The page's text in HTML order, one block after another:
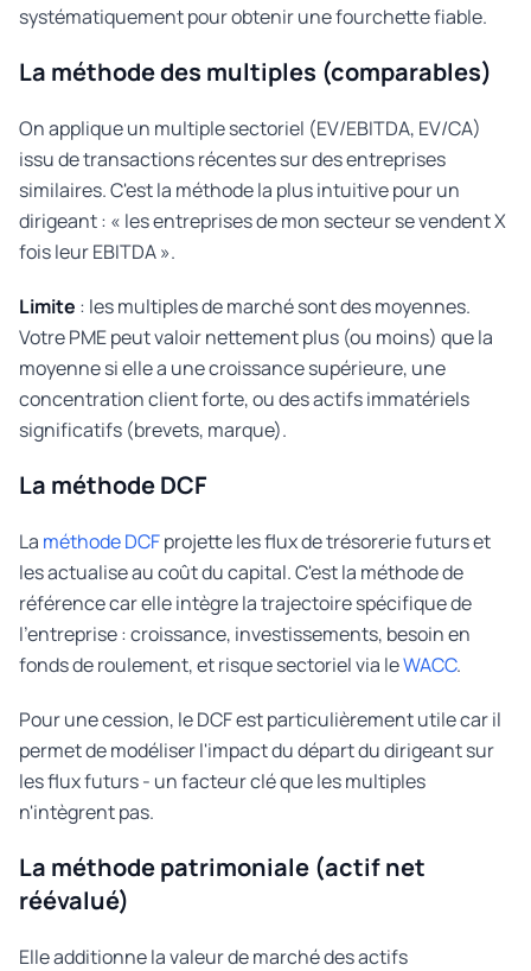
systématiquement pour obtenir une fourchette fiable.
La méthode des multiples (comparables)
On applique un multiple sectoriel (EV/EBITDA, EV/CA)
issu de transactions récentes sur des entreprises
similaires. C'est la méthode la plus intuitive pour un
dirigeant : « les entreprises de mon secteur se vendent X
fois leur EBITDA ».
Limite : les multiples de marché sont des moyennes.
Votre PME peut valoir nettement plus (ou moins) que la
moyenne si elle a une croissance supérieure, une
concentration client forte, ou des actifs immatériels
significatifs (brevets, marque).
La méthode DCF
La méthode DCFprojette les flux de trésorerie futurs et
les actualise au coût du capital. C'est la méthode de
référence car elle intègre la trajectoire spécifique de
l'entreprise : croissance, investissements, besoin en
fonds de roulement, et risque sectoriel via leWACC.
Pour une cession, le DCF est particulièrement utile car il
permet de modéliser l'impact du départ du dirigeant sur
les flux futurs - un facteur clé que les multiples
n'intègrent pas.
La méthode patrimoniale (actif net
réévalué)
Elle additionne la valeur de marché des actifs